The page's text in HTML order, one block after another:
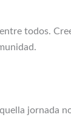
todos.